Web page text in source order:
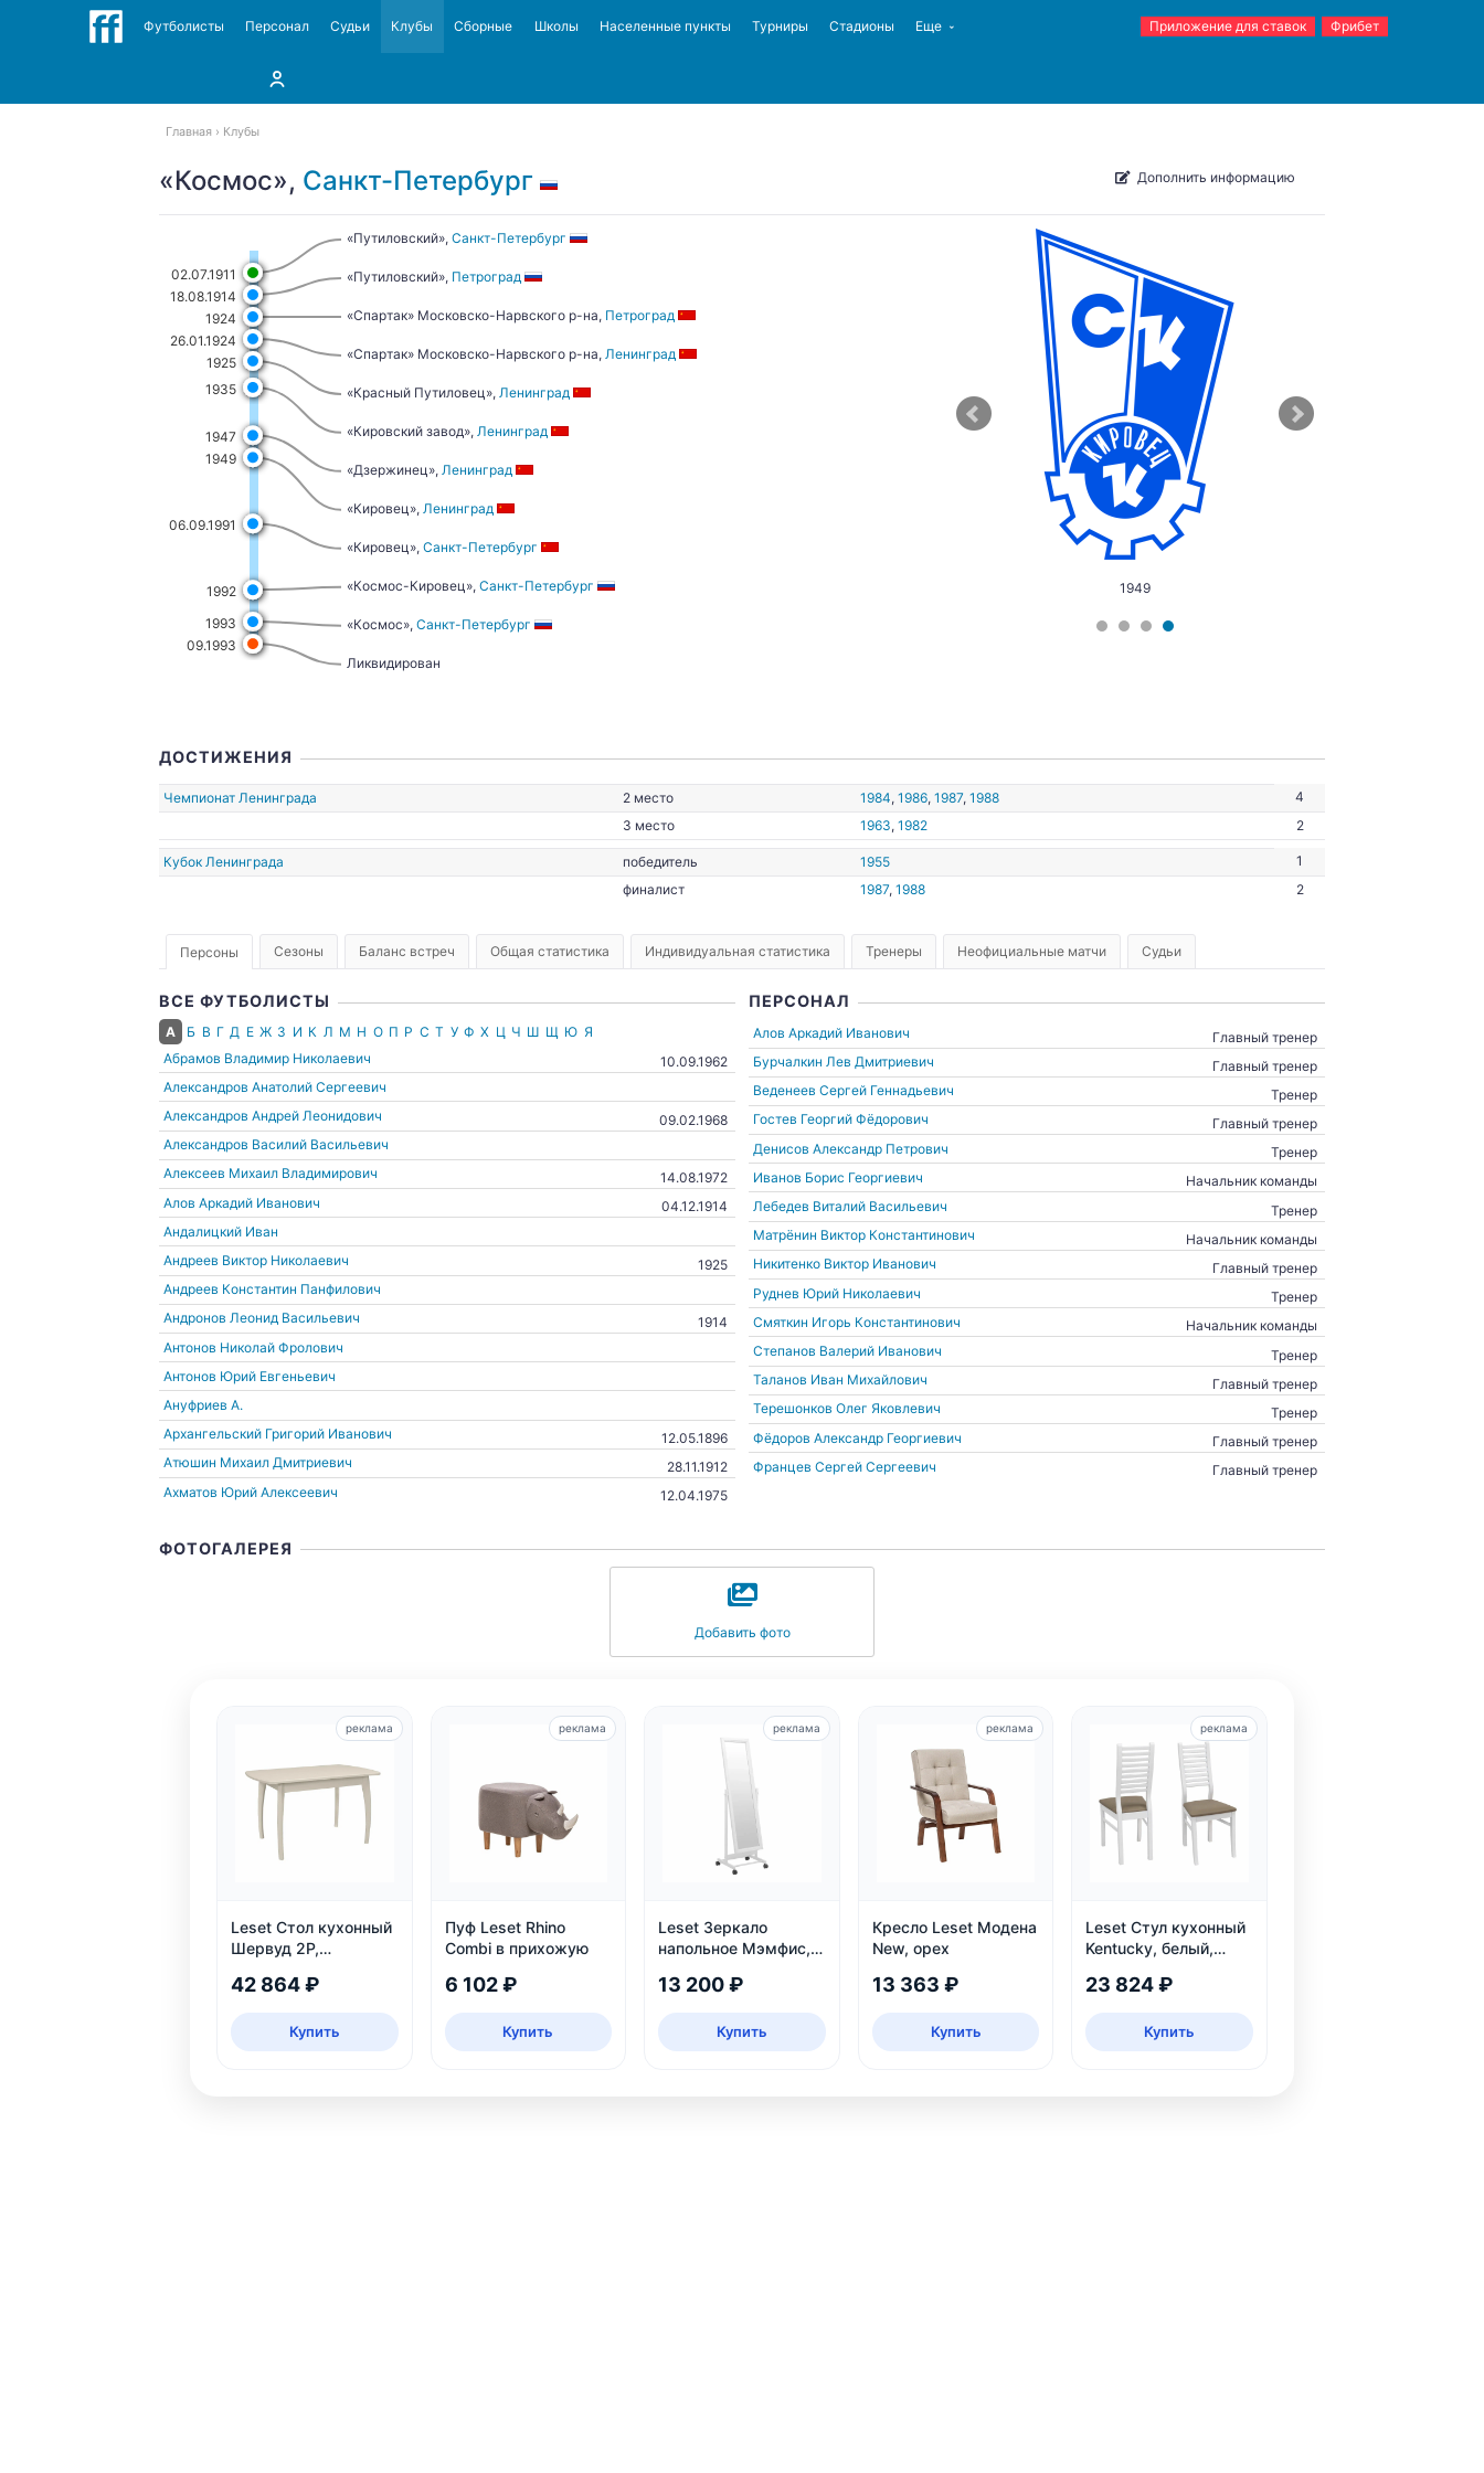
Футболисты Персонал Судьи Клубы Сборные Школы Населенные пункты Турниры Стадионы Еще Приложение для ставок Фрибет
Главная Клубы
«Космос», Санкт-Петербург Дополнить информацию
02.07.1911
18.08.1914
1924
26.01.1924
1925
1935
1947
1949
06.09.1991
1992
1993
09.1993
«Путиловский», Санкт-Петербург
«Путиловский», Петроград
«Спартак» Московско-Нарвского р-на, Петроград
«Спартак» Московско-Нарвского р-на, Ленинград
«Красный Путиловец», Ленинград
«Кировский завод», Ленинград
«Дзержинец», Ленинград
«Кировец», Ленинград
«Кировец», Санкт-Петербург
«Космос-Кировец», Санкт-Петербург
«Космос», Санкт-Петербург
Ликвидирован
1925 1949
ДОСТИЖЕНИЯ
Чемпионат Ленинграда 2 место 1984, 1986, 1987, 1988
4
3 место
1963, 1982 2
Кубок Ленинграда победитель 1955
1
финалист
1987, 1988 2
Персоны Сезоны Баланс встреч Общая статистика Индивидуальная статистика Тренеры Неофициальные матчи Судьи
ВСЕ ФУТБОЛИСТЫ
А Б В Г Д Е Ж З И К Л М Н О П Р С Т У Ф Х Ц Ч Ш Щ Ю Я
Абрамов Владимир Николаевич
10.09.1962
Александров Анатолий Сергеевич
Александров Андрей Леонидович
09.02.1968
Александров Василий Васильевич
Алексеев Михаил Владимирович
14.08.1972
Алов Аркадий Иванович
04.12.1914
Андалицкий Иван
Андреев Виктор Николаевич
1925
Андреев Константин Панфилович
Андронов Леонид Васильевич
1914
Антонов Николай Фролович
Антонов Юрий Евгеньевич
Ануфриев А.
Архангельский Григорий Иванович
12.05.1896
Атюшин Михаил Дмитриевич
28.11.1912
Ахматов Юрий Алексеевич
12.04.1975
ПЕРСОНАЛ
Алов Аркадий Иванович
Главный тренер
Бурчалкин Лев Дмитриевич
Главный тренер
Веденеев Сергей Геннадьевич
Тренер
Гостев Георгий Фёдорович
Главный тренер
Денисов Александр Петрович
Тренер
Иванов Борис Георгиевич
Начальник команды
Лебедев Виталий Васильевич
Тренер
Матрёнин Виктор Константинович
Начальник команды
Никитенко Виктор Иванович
Главный тренер
Руднев Юрий Николаевич
Тренер
Смяткин Игорь Константинович
Начальник команды
Степанов Валерий Иванович
Тренер
Таланов Иван Михайлович
Главный тренер
Терешонков Олег Яковлевич
Тренер
Фёдоров Александр Георгиевич
Главный тренер
Францев Сергей Сергеевич
Главный тренер
ФОТОГАЛЕРЕЯ
Добавить фото
Leset Стол кухонный
Шервуд 2Р,
42 864 ₽
Купить
реклама
Пуф Leset Rhino
Combi в прихожую
6 102 ₽
Купить
реклама
Leset Зеркало
напольное Мэмфис,
13 200 ₽
Купить
реклама
Кресло Leset Модена
New, орех
13 363 ₽
Купить
реклама
Leset Стул кухонный
Kentucky, белый,
23 824 ₽
Купить
реклама